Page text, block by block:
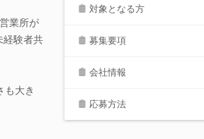
業所が
経験者共
も大き
対象となる方
募集要項
会社情報
応募方法